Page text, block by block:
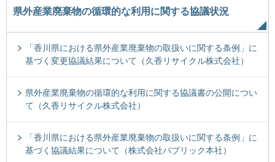
県外産業廃棄物の循環的な利用に関する協議状況
「香川県における県外産業廃棄物の取扱いに関する条例」に
基づく変更協議結果について（久香リサイクル株式会社）
県外産業廃棄物の循環的な利用に関する協議書の公開につい
て（久香リサイクル株式会社）
「香川県における県外産業廃棄物の取扱いに関する条例」に
基づく協議結果について（株式会社パブリック本社）